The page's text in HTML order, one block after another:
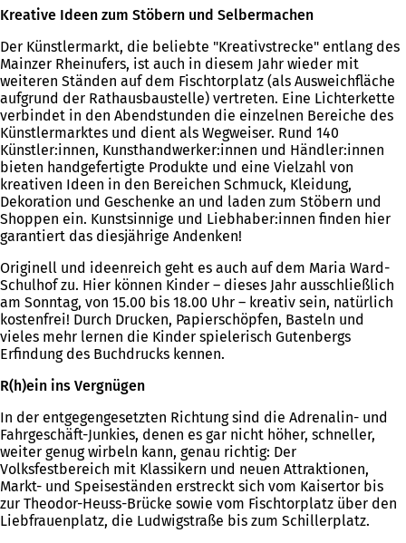
Kreative Ideen zum Stöbern und Selbermachen
Der Künstlermarkt, die beliebte "Kreativstrecke" entlang des
Mainzer Rheinufers, ist auch in diesem Jahr wieder mit
weiteren Ständen auf dem Fischtorplatz (als Ausweichfläche
aufgrund der Rathausbaustelle) vertreten. Eine Lichterkette
verbindet in den Abendstunden die einzelnen Bereiche des
Künstlermarktes und dient als Wegweiser. Rund 140
Künstler:innen, Kunsthandwerker:innen und Händler:innen
bieten handgefertigte Produkte und eine Vielzahl von
kreativen Ideen in den Bereichen Schmuck, Kleidung,
Dekoration und Geschenke an und laden zum Stöbern und
Shoppen ein. Kunstsinnige und Liebhaber:innen finden hier
garantiert das diesjährige Andenken!
Originell und ideenreich geht es auch auf dem Maria Ward-
Schulhof zu. Hier können Kinder – dieses Jahr ausschließlich
am Sonntag, von 15.00 bis 18.00 Uhr – kreativ sein, natürlich
kostenfrei! Durch Drucken, Papierschöpfen, Basteln und
vieles mehr lernen die Kinder spielerisch Gutenbergs
Erfindung des Buchdrucks kennen.
R(h)ein ins Vergnügen
In der entgegengesetzten Richtung sind die Adrenalin- und
Fahrgeschäft-Junkies, denen es gar nicht höher, schneller,
weiter genug wirbeln kann, genau richtig: Der
Volksfestbereich mit Klassikern und neuen Attraktionen,
Markt- und Speiseständen erstreckt sich vom Kaisertor bis
zur Theodor-Heuss-Brücke sowie vom Fischtorplatz über den
Liebfrauenplatz, die Ludwigstraße bis zum Schillerplatz.